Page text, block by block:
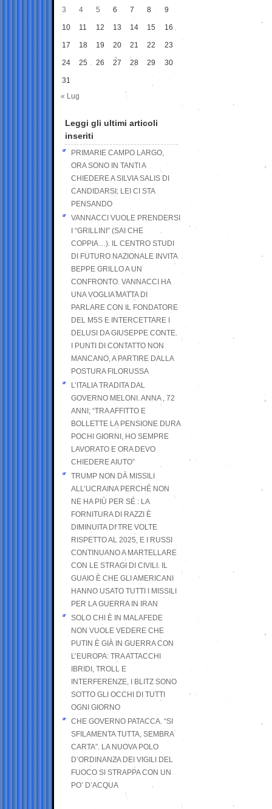
3 4 5 6 7 8 9
10 11 12 13 14 15 16
17 18 19 20 21 22 23
24 25 26 27 28 29 30
31
« Lug
Leggi gli ultimi articoli
inseriti
PRIMARIE CAMPO LARGO,
ORA SONO IN TANTI A
CHIEDERE A SILVIA SALIS DI
CANDIDARSI: LEI CI STA
PENSANDO
VANNACCI VUOLE PRENDERSI
I “GRILLINI” (SAI CHE
COPPIA…). IL CENTRO STUDI
DI FUTURO NAZIONALE INVITA
BEPPE GRILLO A UN
CONFRONTO. VANNACCI HA
UNA VOGLIA MATTA DI
PARLARE CON IL FONDATORE
DEL M5S E INTERCETTARE I
DELUSI DA GIUSEPPE CONTE.
I PUNTI DI CONTATTO NON
MANCANO, A PARTIRE DALLA
POSTURA FILORUSSA
L’ITALIA TRADITA DAL
GOVERNO MELONI. ANNA , 72
ANNI; “TRA AFFITTO E
BOLLETTE LA PENSIONE DURA
POCHI GIORNI, HO SEMPRE
LAVORATO E ORA DEVO
CHIEDERE AIUTO”
TRUMP NON DÀ MISSILI
ALL’UCRAINA PERCHÉ NON
NE HA PIÙ PER SÉ : LA
FORNITURA DI RAZZI È
DIMINUITA DI TRE VOLTE
RISPETTO AL 2025, E I RUSSI
CONTINUANO A MARTELLARE
CON LE STRAGI DI CIVILI. IL
GUAIO È CHE GLI AMERICANI
HANNO USATO TUTTI I MISSILI
PER LA GUERRA IN IRAN
SOLO CHI È IN MALAFEDE
NON VUOLE VEDERE CHE
PUTIN È GIÀ IN GUERRA CON
L’EUROPA: TRA ATTACCHI
IBRIDI, TROLL E
INTERFERENZE, I BLITZ SONO
SOTTO GLI OCCHI DI TUTTI
OGNI GIORNO
CHE GOVERNO PATACCA. “SI
SFILAMENTA TUTTA, SEMBRA
CARTA”. LA NUOVA POLO
D’ORDINANZA DEI VIGILI DEL
FUOCO SI STRAPPA CON UN
PO’ D’ACQUA